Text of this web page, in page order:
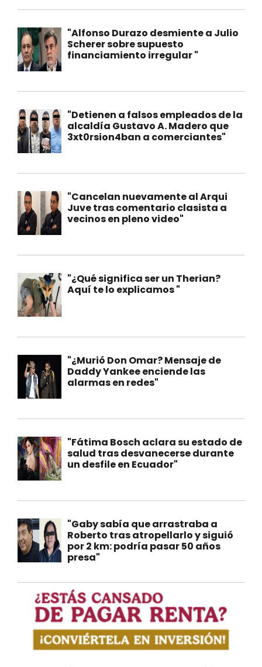
"Alfonso Durazo desmiente a Julio
Scherer sobre supuesto
financiamiento irregular "
"Detienen a falsos empleados de la
alcaldía Gustavo A. Madero que
3xt0rsion4ban a comerciantes"
"Cancelan nuevamente al Arqui
Juve tras comentario clasista a
vecinos en pleno video"
"¿Qué significa ser un Therian?
Aquí te lo explicamos "
"¿Murió Don Omar? Mensaje de
Daddy Yankee enciende las
alarmas en redes"
"Fátima Bosch aclara su estado de
salud tras desvanecerse durante
un desfile en Ecuador"
"Gaby sabía que arrastraba a
Roberto tras atropellarlo y siguió
por 2 km: podría pasar 50 años
presa"